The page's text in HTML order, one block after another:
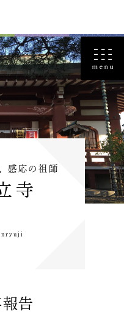
感応の祖師
寺
報告